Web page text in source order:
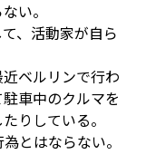
い。
、活動家が自ら
ベルリンで行わ
車中のクルマを
りしている。
とはならない。